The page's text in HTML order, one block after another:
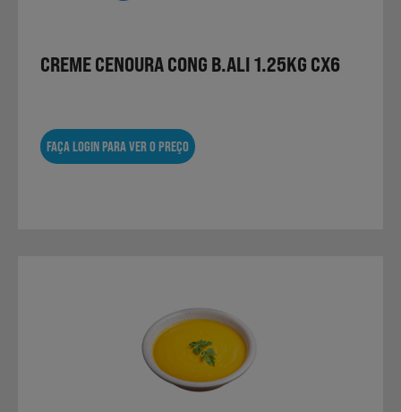
CREME CENOURA CONG B.ALI 1.25KG CX6
FAÇA LOGIN PARA VER O PREÇO